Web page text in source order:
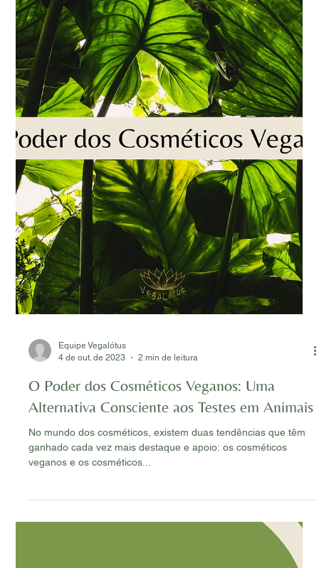
Equipe Vegalótus
7 de mar. de 2024
5 min de leitura
Óleo vegetal de castanha: o que é e como
utilizar?
Você já ouviu falar sobre o poder do óleo vegetal de castanha?
Na Vegalótus, estamos empenhados em trazer até você não
apenas um produto...